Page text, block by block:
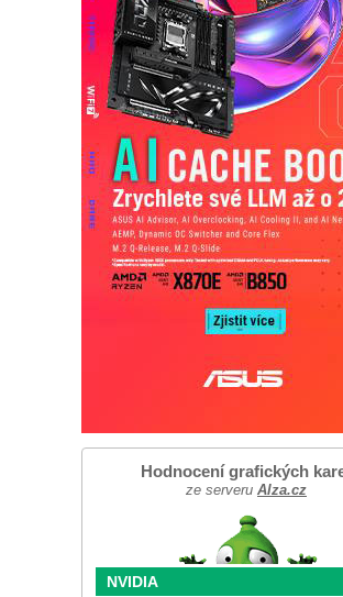
Hodnocení grafických
ze serveru Alza.cz
NVIDIA